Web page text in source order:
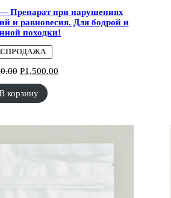
при нарушениях
и равновесия. Для бодрой и
походки!
ПРОДАВАЕМЫЙ
ТОВАР
Р1,500.00
корзину